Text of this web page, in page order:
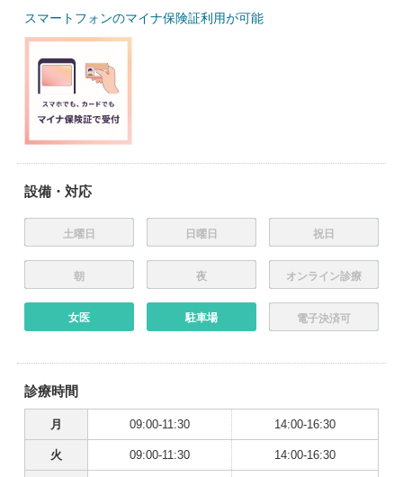
スマートフォンのマイナ保険証利用が可能
設備・対応
土曜日 日曜日 祝日
朝 夜 オンライン診療
女医 駐車場 電子決済可
診療時間
月 09:00-11:30 14:00-16:30
火 09:00-11:30 14:00-16:30